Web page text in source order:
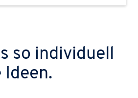
so individuell
Ideen.